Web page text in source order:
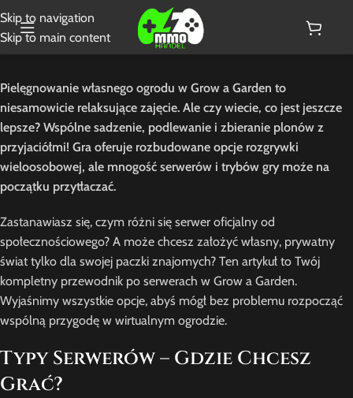
Skip to navigation
Skip to main content
Pielęgnowanie własnego ogrodu w Grow a Garden to
niesamowicie relaksujące zajęcie. Ale czy wiecie, co jest jeszcze
lepsze? Wspólne sadzenie, podlewanie i zbieranie plonów z
przyjaciółmi! Gra oferuje rozbudowane opcje rozgrywki
wieloosobowej, ale mnogość serwerów i trybów gry może na
początku przytłaczać.
Zastanawiasz się, czym różni się serwer oficjalny od
społecznościowego? A może chcesz założyć własny, prywatny
świat tylko dla swojej paczki znajomych? Ten artykuł to Twój
kompletny przewodnik po serwerach w Grow a Garden.
Wyjaśnimy wszystkie opcje, abyś mógł bez problemu rozpocząć
wspólną przygodę w wirtualnym ogrodzie.
Typy Serwerów – Gdzie Chcesz
Grać?